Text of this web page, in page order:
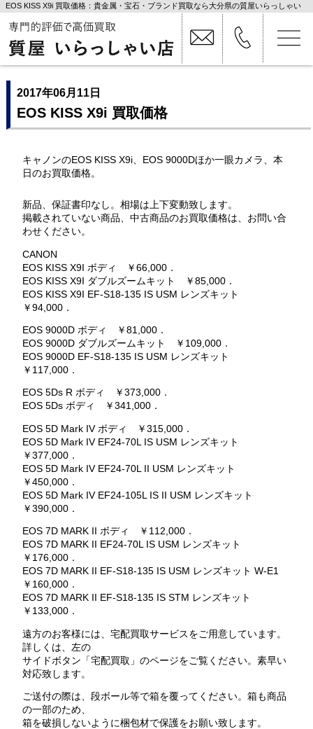
EOS KISS X9i 買取価格：貴金属・宝石・ブランド買取なら大分県の質屋いらっしゃい
2017年06月11日
EOS KISS X9i 買取価格
キャノンのEOS KISS X9i、EOS 9000Dほか一眼カメラ、本
日のお買取価格。
新品、保証書印なし。相場は上下変動致します。
掲載されていない商品、中古商品のお買取価格は、お問い合
わせください。
CANON
EOS KISS X9I ボディ ￥66,000．
EOS KISS X9I ダブルズームキット ￥85,000．
EOS KISS X9I EF-S18-135 IS USM レンズキット
￥94,000．
EOS 9000D ボディ ￥81,000．
EOS 9000D ダブルズームキット ￥109,000．
EOS 9000D EF-S18-135 IS USM レンズキット
￥117,000．
EOS 5Ds R ボディ ￥373,000．
EOS 5Ds ボディ ￥341,000．
EOS 5D Mark IV ボディ ￥315,000．
EOS 5D Mark IV EF24-70L IS USM レンズキット
￥377,000．
EOS 5D Mark IV EF24-70L II USM レンズキット
￥450,000．
EOS 5D Mark IV EF24-105L IS II USM レンズキット
￥390,000．
EOS 7D MARK II ボディ ￥112,000．
EOS 7D MARK II EF24-70L IS USM レンズキット
￥176,000．
EOS 7D MARK II EF-S18-135 IS USM レンズキット W-E1
￥160,000．
EOS 7D MARK II EF-S18-135 IS STM レンズキット
￥133,000．
遠方のお客様には、宅配買取サービスをご用意しています。
詳しくは、左の
サイドボタン「宅配買取」のページをご覧ください。素早い
対応致します。
ご送付の際は、段ボール等で箱を覆ってください。箱も商品
の一部のため、
箱を破損しないように梱包材で保護をお願い致します。